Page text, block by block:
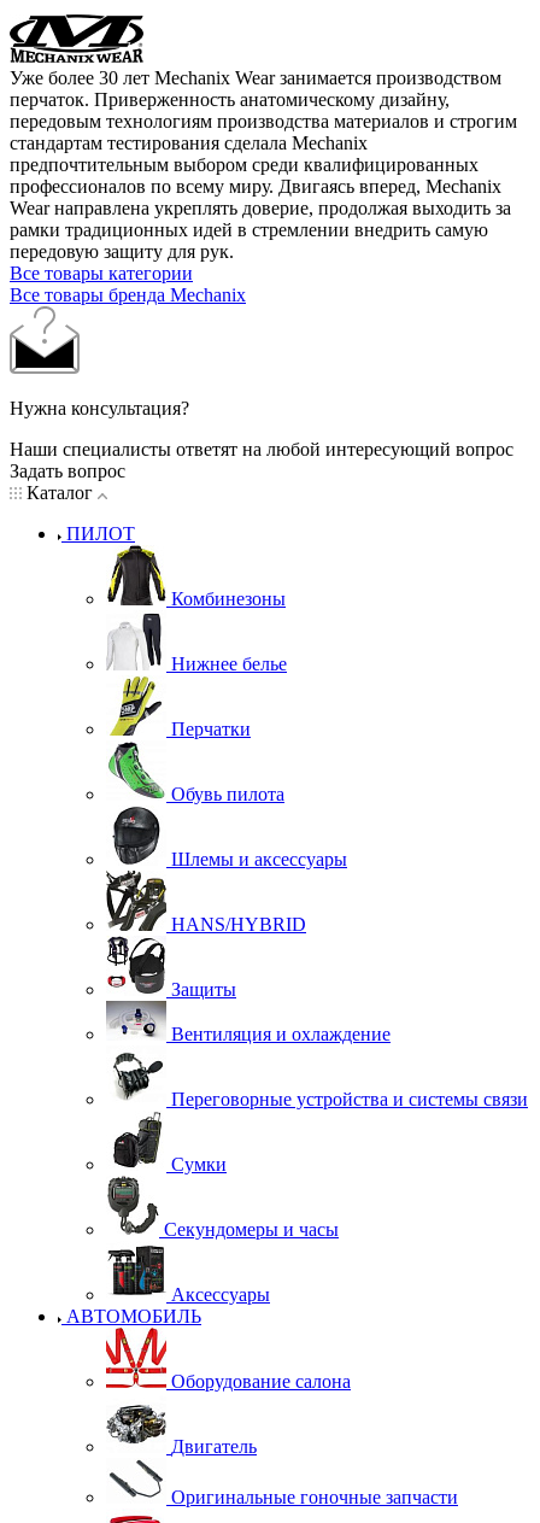
Уже более 30 лет Mechanix Wear занимается производством
перчаток. Приверженность анатомическому дизайну,
передовым технологиям производства материалов и строгим
стандартам тестирования сделала Mechanix
предпочтительным выбором среди квалифицированных
профессионалов по всему миру. Двигаясь вперед, Mechanix
Wear направлена укреплять доверие, продолжая выходить за
рамки традиционных идей в стремлении внедрить самую
передовую защиту для рук.
Все товары категории
Все товары бренда Mechanix
Нужна консультация?
Наши специалисты ответят на любой интересующий вопрос
Задать вопрос
Каталог
ПИЛОТ
Комбинезоны
Нижнее белье
Перчатки
Обувь пилота
Шлемы и аксессуары
HANS/HYBRID
Защиты
Вентиляция и охлаждение
Переговорные устройства и системы связи
Сумки
Секундомеры и часы
Аксессуары
АВТОМОБИЛЬ
Оборудование салона
Двигатель
Оригинальные гоночные запчасти